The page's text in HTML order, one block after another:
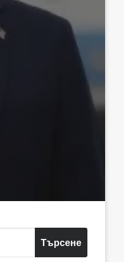
Търсене